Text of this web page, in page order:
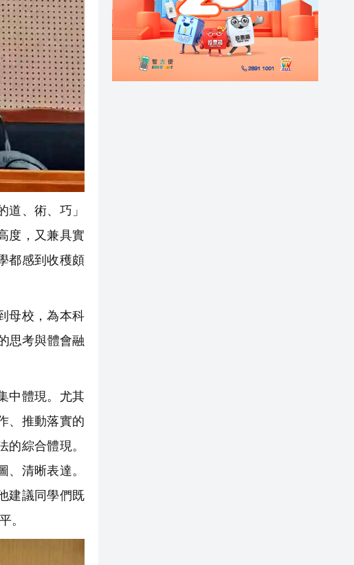
、術、巧」
度，又兼具實
都感到收穫頗
母校，為本科
思考與體會融
中體現。尤其
、推動落實的
綜合體現。
清晰表達。
建議同學們既
。